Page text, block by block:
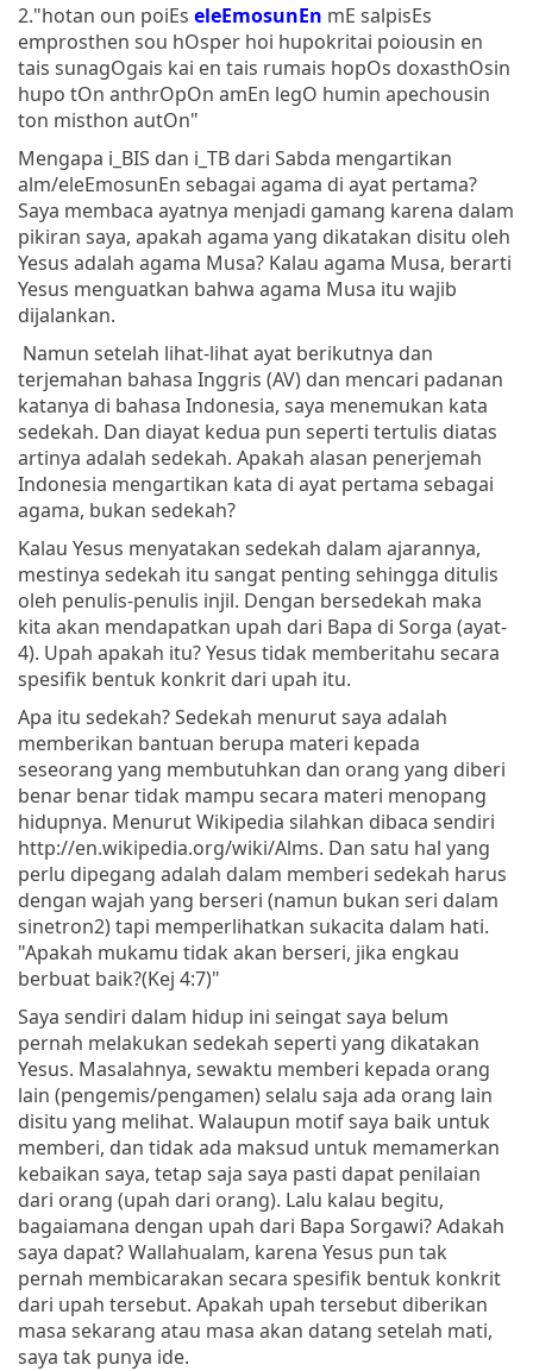
2."hotan oun poiEs eleEmosunEn mE salpisEs
emprosthen sou hOsper hoi hupokritai poiousin en
tais sunagOgais kai en tais rumais hopOs doxasthOsin
hupo tOn anthrOpOn amEn legO humin apechousin
ton misthon autOn"
Mengapa i_BIS dan i_TB dari Sabda mengartikan
alm/eleEmosunEn sebagai agama di ayat pertama?
Saya membaca ayatnya menjadi gamang karena dalam
pikiran saya, apakah agama yang dikatakan disitu oleh
Yesus adalah agama Musa? Kalau agama Musa, berarti
Yesus menguatkan bahwa agama Musa itu wajib
dijalankan.
Namun setelah lihat-lihat ayat berikutnya dan
terjemahan bahasa Inggris (AV) dan mencari padanan
katanya di bahasa Indonesia, saya menemukan kata
sedekah. Dan diayat kedua pun seperti tertulis diatas
artinya adalah sedekah. Apakah alasan penerjemah
Indonesia mengartikan kata di ayat pertama sebagai
agama, bukan sedekah?
Kalau Yesus menyatakan sedekah dalam ajarannya,
mestinya sedekah itu sangat penting sehingga ditulis
oleh penulis-penulis injil. Dengan bersedekah maka
kita akan mendapatkan upah dari Bapa di Sorga (ayat-
4). Upah apakah itu? Yesus tidak memberitahu secara
spesifik bentuk konkrit dari upah itu.
Apa itu sedekah? Sedekah menurut saya adalah
memberikan bantuan berupa materi kepada
seseorang yang membutuhkan dan orang yang diberi
benar benar tidak mampu secara materi menopang
hidupnya. Menurut Wikipedia silahkan dibaca sendiri
http://en.wikipedia.org/wiki/Alms. Dan satu hal yang
perlu dipegang adalah dalam memberi sedekah harus
dengan wajah yang berseri (namun bukan seri dalam
sinetron2) tapi memperlihatkan sukacita dalam hati.
"Apakah mukamu tidak akan berseri, jika engkau
berbuat baik?(Kej 4:7)"
Saya sendiri dalam hidup ini seingat saya belum
pernah melakukan sedekah seperti yang dikatakan
Yesus. Masalahnya, sewaktu memberi kepada orang
lain (pengemis/pengamen) selalu saja ada orang lain
disitu yang melihat. Walaupun motif saya baik untuk
memberi, dan tidak ada maksud untuk memamerkan
kebaikan saya, tetap saja saya pasti dapat penilaian
dari orang (upah dari orang). Lalu kalau begitu,
bagaiamana dengan upah dari Bapa Sorgawi? Adakah
saya dapat? Wallahualam, karena Yesus pun tak
pernah membicarakan secara spesifik bentuk konkrit
dari upah tersebut. Apakah upah tersebut diberikan
masa sekarang atau masa akan datang setelah mati,
saya tak punya ide.